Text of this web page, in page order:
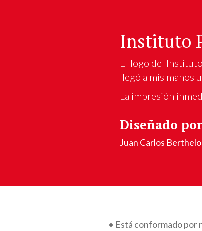
Instituto
El logo del
llegó a mis manos
La impresión
Diseñado
Juan Carlos
• Está conformado por